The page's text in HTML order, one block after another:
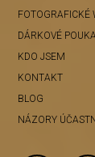
FOTOGRAFICKÉ
DÁRKOVÉ
KDO JSEM
KONTAKT
BLOG
NÁZORY